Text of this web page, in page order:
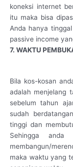
koneksi internet
itu maka bisa
Anda hanya
passive income
7. WAKTU
Bila kos-kosan
adalah menjelang
sebelum tahun
sudah
tinggi dan
Sehingga anda
membangun/
maka waktu yang